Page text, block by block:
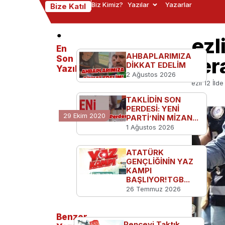
Bize Katıl Biz Kimiz? Yazılar Yazarlar
İstanbul
DHKP/C’ye
Ana Sayfa Türkiye'den İstanbul Merkezli 12
29 Ekim 2020
En
Son
Yazılanlar
AHBAPLARIMIZA
DİKKAT EDELİM
2 Ağustos 2026
TAKLİDİN SON
PERDESİ: YENİ
PARTİ’NİN MİZAN...
1 Ağustos 2026
ATATÜRK
GENÇLİĞİNİN YAZ
KAMPI
BAŞLIYOR!TGB...
26 Temmuz 2026
Benzer